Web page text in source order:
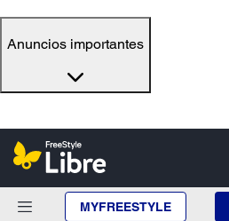
Anuncios importantes
MYFREESTYLE